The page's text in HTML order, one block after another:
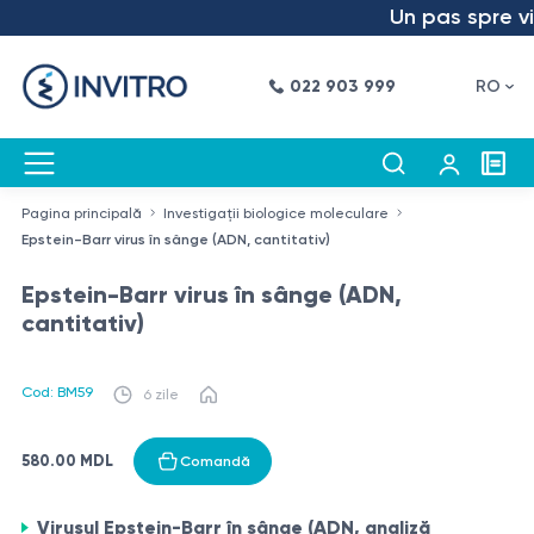
Un pas spre
022 903 999 RO
Pagina principală
Investigații biologice moleculare
Epstein-Barr virus în sânge (ADN, cantitativ)
Epstein-Barr virus în sânge (ADN,
cantitativ)
Cod: BM59 6 zile
580.00 MDL Comandă
Virusul Epstein-Barr în sânge (ADN, analiză